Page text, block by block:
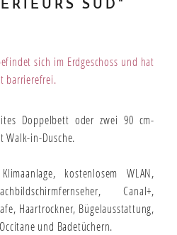
angbote
SUD"
sich im Erdgeschoss und hat
barrierefrei.
Doppelbett oder zwei 90 cm-
Walk-in-Dusche.
kostenlosem WLAN,
Canal+,
Haartrockner, Bügelausstattung,
und Badetüchern.